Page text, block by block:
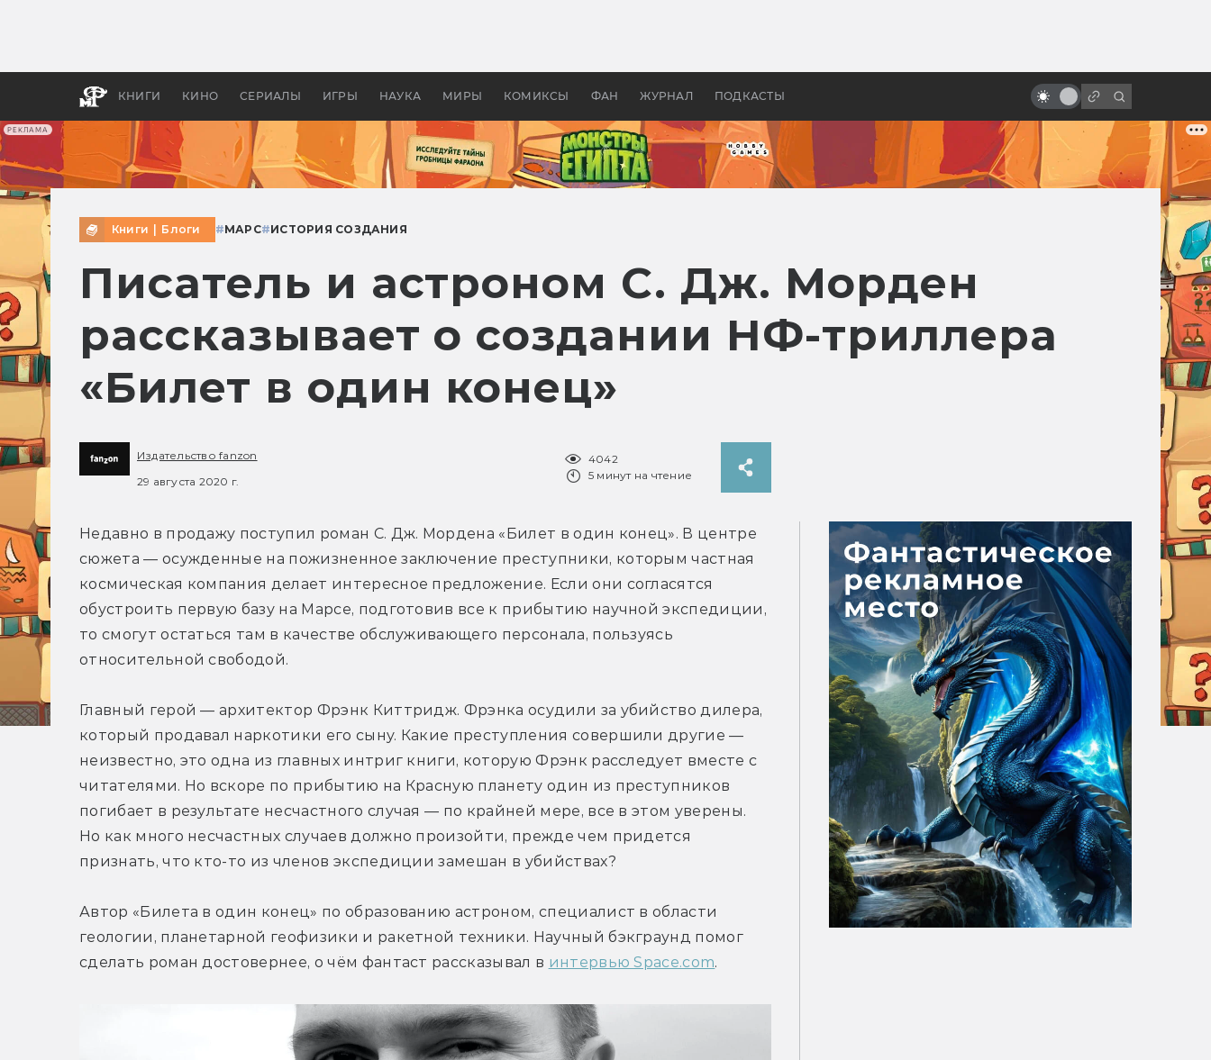
РЕКЛАМА
КНИГИ КИНО СЕРИАЛЫ ИГРЫ НАУКА МИРЫ КОМИКСЫ ФАН ЖУРНАЛ ПОДКАСТЫ
бы «Властелина колец»
Древней Грецией
дикой спешке
Книги Блоги #МАРС#ИСТОРИЯ СОЗДАНИЯ
Писатель и астроном С. Дж. Морден
рассказывает о создании НФ-триллера
«Билет в один конец»
Издательство fanzon
29 августа 2020 г.
4042
5 минут на чтение
Недавно в продажу поступил роман С. Дж. Мордена «Билет в один конец». В центре
сюжета — осужденные на пожизненное заключение преступники, которым частная
космическая компания делает интересное предложение. Если они согласятся
обустроить первую базу на Марсе, подготовив все к прибытию научной экспедиции,
то смогут остаться там в качестве обслуживающего персонала, пользуясь
относительной свободой.
Главный герой — архитектор Фрэнк Киттридж. Фрэнка осудили за убийство дилера,
который продавал наркотики его сыну. Какие преступления совершили другие —
неизвестно, это одна из главных интриг книги, которую Фрэнк расследует вместе с
читателями. Но вскоре по прибытию на Красную планету один из преступников
погибает в результате несчастного случая — по крайней мере, все в этом уверены.
Но как много несчастных случаев должно произойти, прежде чем придется
признать, что кто-то из членов экспедиции замешан в убийствах?
Автор «Билета в один конец» по образованию астроном, специалист в области
геологии, планетарной геофизики и ракетной техники. Научный бэкграунд помог
сделать роман достовернее, о чём фантаст рассказывал в интервью Space.com.